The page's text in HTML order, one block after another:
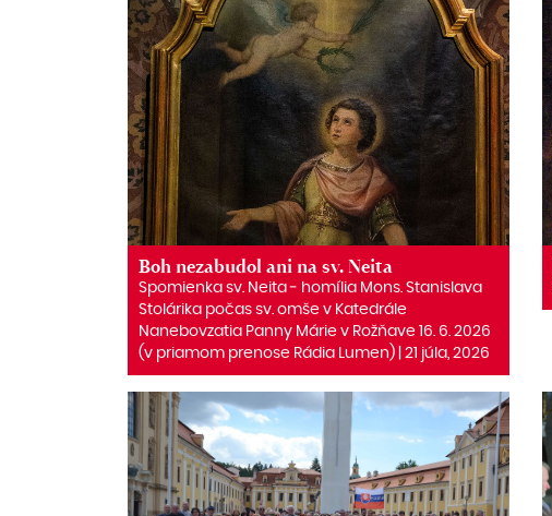
Boh nezabudol ani na sv. Neita
Spomienka sv. Neita ‒ homília Mons. Stanislava
Stolárika počas sv. omše v Katedrále
Nanebovzatia Panny Márie v Rožňave 16. 6. 2026
(v priamom prenose Rádia Lumen) | 21 júla, 2026